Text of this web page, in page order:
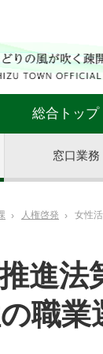
総合トップ
窓口業務
人権啓発 女性
進法
職業